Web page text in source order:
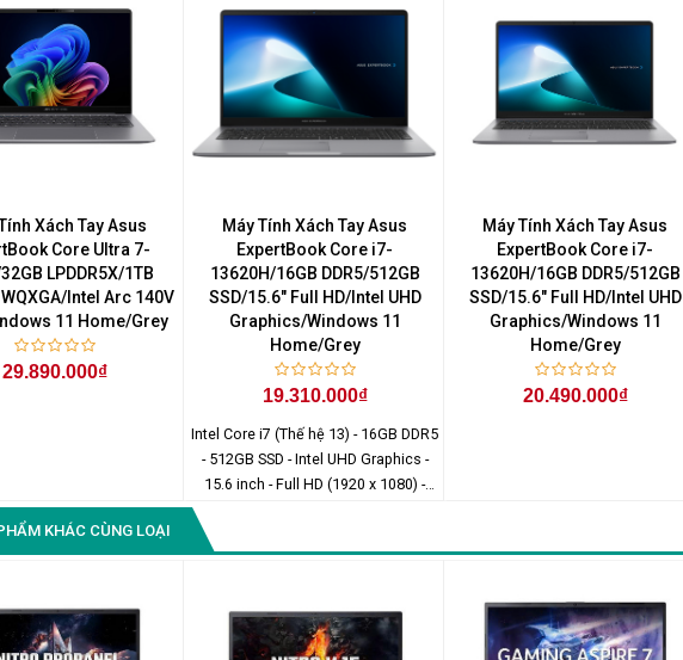
Xách Tay Asus
Core Ultra 7-
LPDDR5X/1TB
Intel Arc 140V
11 Home/Grey
29.890.000₫
Máy Tính Xách Tay Asus
ExpertBook Core i7-
13620H/16GB DDR5/512GB
SSD/15.6" Full HD/Intel UHD
Graphics/Windows 11
Home/Grey
19.310.000₫
Intel Core i7 (Thế hệ 13) - 16GB DDR5
- 512GB SSD - Intel UHD Graphics -
15.6 inch - Full HD (1920 x 1080) -
Máy Tính Xách Tay Asus
ExpertBook Core i7-
13620H/16GB DDR5/512GB
SSD/15.6" Full HD/Intel UHD
Graphics/Windows 11
Home/Grey
20.490.000₫
KHÁC CÙNG LOẠI